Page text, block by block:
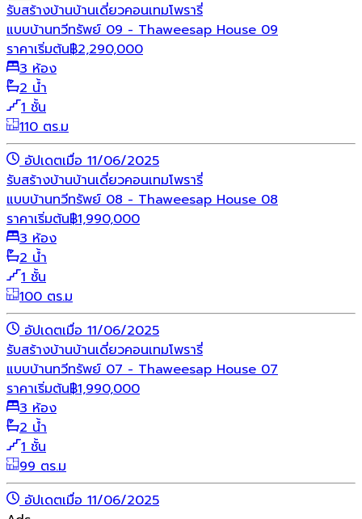
รับสร้างบ้านบ้านเดี่ยวคอนเทมโพรารี่
แบบบ้านทวีทรัพย์ 09 - Thaweesap House 09
ราคาเริ่มต้น฿2,290,000
3 ห้อง
2 น้ำ
1 ชั้น
110 ตร.ม
อัปเดตเมื่อ 11/06/2025
รับสร้างบ้านบ้านเดี่ยวคอนเทมโพรารี่
แบบบ้านทวีทรัพย์ 08 - Thaweesap House 08
ราคาเริ่มต้น฿1,990,000
3 ห้อง
2 น้ำ
1 ชั้น
100 ตร.ม
อัปเดตเมื่อ 11/06/2025
รับสร้างบ้านบ้านเดี่ยวคอนเทมโพรารี่
แบบบ้านทวีทรัพย์ 07 - Thaweesap House 07
ราคาเริ่มต้น฿1,990,000
3 ห้อง
2 น้ำ
1 ชั้น
99 ตร.ม
อัปเดตเมื่อ 11/06/2025